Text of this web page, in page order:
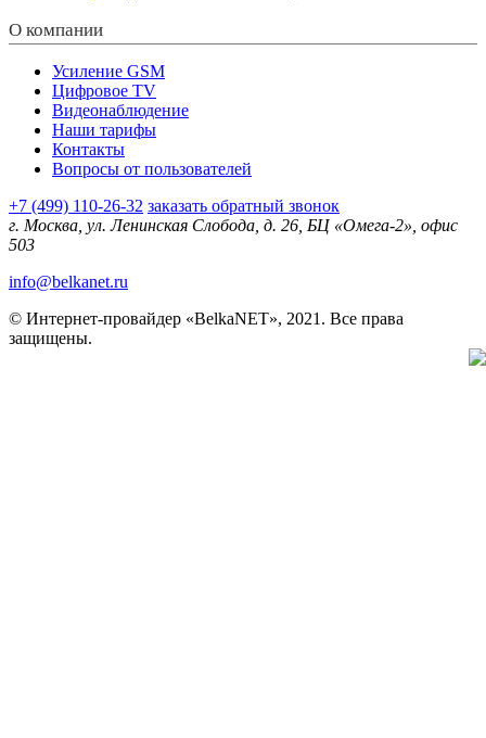
О компании
Усиление GSM
Цифровое TV
Видеонаблюдение
Наши тарифы
Контакты
Вопросы от пользователей
+7 (499) 110-26-32 заказать обратный звонок
г. Москва, ул. Ленинская Слобода, д. 26, БЦ «Омега-2», офис
503
info@belkanet.ru
© Интернет-провайдер «BelkaNET», 2021. Все права
защищены.